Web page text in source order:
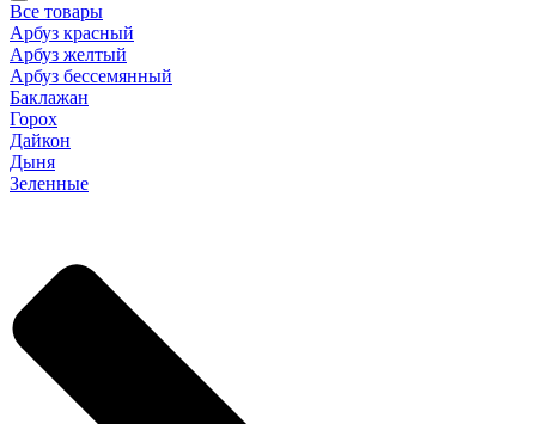
Все товары
Арбуз красный
Арбуз желтый
Арбуз бессемянный
Баклажан
Горох
Дайкон
Дыня
Зеленные